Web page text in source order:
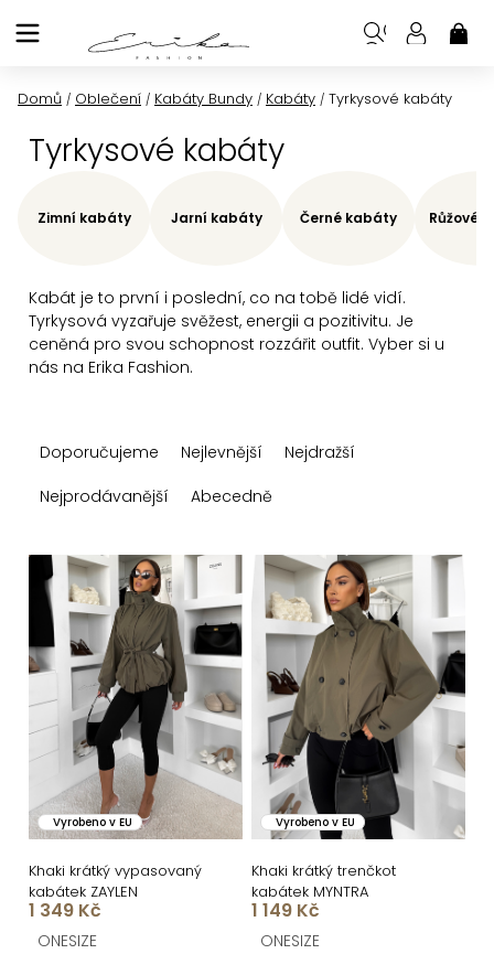
na
Domů / Oblečení / Kabáty Bundy / Kabáty / Tyrkysové kabáty
Tyrkysové kabáty
Kabát je to první i poslední, co na tobě lidé vidí.
Tyrkysová vyzařuje svěžest, energii a pozitivitu. Je
ceněná pro svou schopnost rozzářit outfit. Vyber si u
nás na Erika Fashion.
Zimní kabáty Jarní kabáty Černé kabáty Růžové
a
n
r
o
d
k
t
ů
Doporučujeme Nejlevnější
Nejdražší
Nejprodávanější
Abecedně
p
i
s
p
o
d
u
k
Vyrobeno v EU
Khaki krátký vypasovaný
kabátek ZAYLEN
1 349 Kč
ONESIZE
Vyrobeno v EU
Khaki krátký trenčkot
kabátek MYNTRA
1 149 Kč
ONESIZE